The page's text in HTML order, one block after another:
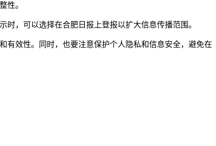
性。
，可以选择在合肥日报上登报以扩大信息传播范围。
有效性。同时，也要注意保护个人隐私和信息安全，避免在